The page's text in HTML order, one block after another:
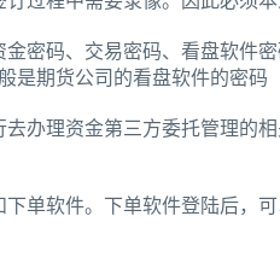
密码、交易密码、看盘软件
是期货公司的看盘软件的密码
办理资金第三方委托管理的
单软件。下单软件登陆后，